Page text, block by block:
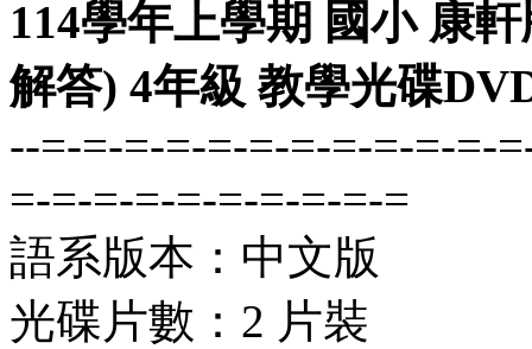
114學年上學期 國小 康
解答) 4年級 教學光碟
--=-=-=-=-=-=-=-=-=-=-=-
=-=-=-=-=-=-=-=-=-=
語系版本：中文版
光碟片數：2 片裝